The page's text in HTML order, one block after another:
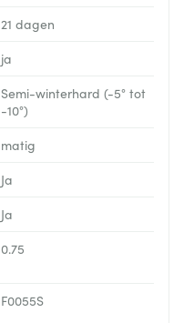
21 dagen
ja
Semi-winterhard (-5° tot
-10°)
matig
Ja
Ja
0.75
F0055S